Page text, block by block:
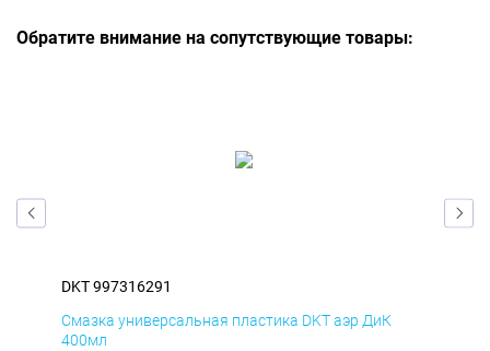
Обратите внимание на сопутствующие товары:
DKT 997316291
Смазка универсальная пластика DKT аэр ДиК
400мл